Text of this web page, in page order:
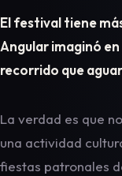
El festival tiene
Angular imaginó en
recorrido que
La verdad es que
una actividad
fiestas patronales